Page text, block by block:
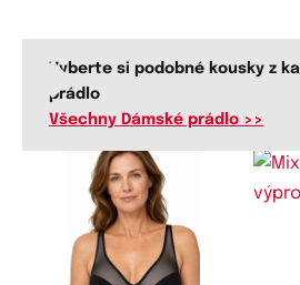
Vyberte si podobné kousky z
prádlo
Všechny Dámské prádlo >>
Dostupné velikosti:
75C,75D, 80B,80C,